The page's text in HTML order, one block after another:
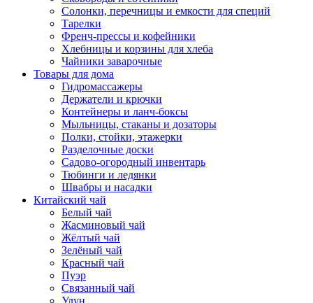
Солонки, перечницы и емкости для специй
Тарелки
Френч-прессы и кофейники
Хлебницы и корзины для хлеба
Чайники заварочные
Товары для дома
Гидромассажеры
Держатели и крючки
Контейнеры и ланч-боксы
Мыльницы, стаканы и дозаторы
Полки, стойки, этажерки
Разделочные доски
Садово-огородный инвентарь
Тюбинги и ледянки
Швабры и насадки
Китайский чай
Белый чай
Жасминовый чай
Жёлтый чай
Зелёный чай
Красный чай
Пуэр
Связанный чай
Улун